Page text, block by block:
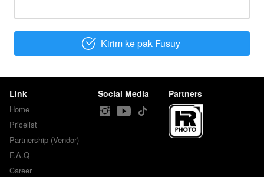
` Kirim ke pak Fusuy
Link
Home
Pricelist
Partnership (Vendor)
F.A.Q
Career
Social Media Partners